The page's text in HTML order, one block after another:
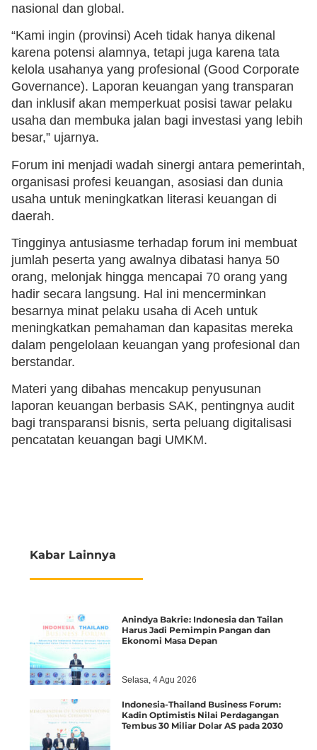
nasional dan global.
“Kami ingin (provinsi) Aceh tidak hanya dikenal
karena potensi alamnya, tetapi juga karena tata
kelola usahanya yang profesional (Good Corporate
Governance). Laporan keuangan yang transparan
dan inklusif akan memperkuat posisi tawar pelaku
usaha dan membuka jalan bagi investasi yang lebih
besar,” ujarnya.
Forum ini menjadi wadah sinergi antara pemerintah,
organisasi profesi keuangan, asosiasi dan dunia
usaha untuk meningkatkan literasi keuangan di
daerah.
Tingginya antusiasme terhadap forum ini membuat
jumlah peserta yang awalnya dibatasi hanya 50
orang, melonjak hingga mencapai 70 orang yang
hadir secara langsung. Hal ini mencerminkan
besarnya minat pelaku usaha di Aceh untuk
meningkatkan pemahaman dan kapasitas mereka
dalam pengelolaan keuangan yang profesional dan
berstandar.
Materi yang dibahas mencakup penyusunan
laporan keuangan berbasis SAK, pentingnya audit
bagi transparansi bisnis, serta peluang digitalisasi
pencatatan keuangan bagi UMKM.
Kabar Lainnya
Anindya Bakrie: Indonesia dan Tailan
Harus Jadi Pemimpin Pangan dan
Ekonomi Masa Depan
Selasa, 4 Agu 2026
Indonesia-Thailand Business Forum:
Kadin Optimistis Nilai Perdagangan
Tembus 30 Miliar Dolar AS pada 2030